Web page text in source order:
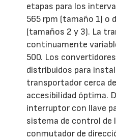
etapas para los
565 rpm (tamaño 1) o
(tamaños 2 y 3). La
continuamente
500. Los
distribuidos para
transportador cerca
accesibilidad óptima.
interruptor con llave
sistema de control de
conmutador de